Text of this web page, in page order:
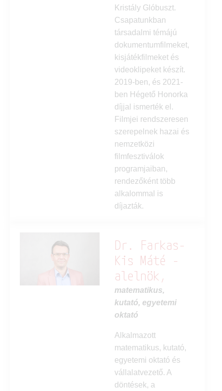
Kristály Glóbuszt.
Csapatunkban
társadalmi témájú
dokumentumfilmeket,
kisjátékfilmeket és
videoklipeket készít.
2019-ben, és 2021-
ben Hégető Honorka
díjjal ismerték el.
Filmjei rendszeresen
szerepelnek hazai és
nemzetközi
filmfesztiválok
programjaiban,
rendezőként több
alkalommal is
díjazták.
Dr. Farkas-
Kis Máté -
alelnök,
matematikus,
kutató, egyetemi
oktató
Alkalmazott
matematikus, kutató,
egyetemi oktató és
vállalatvezető. A
döntések, a